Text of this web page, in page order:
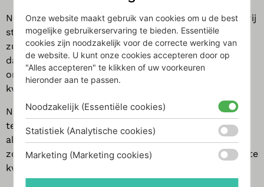
Nivitos kranen zijn gemaakt van 100% massief roestvrij
staal, wat een onbeperkte oppervlakte- en
zuurbestendigheid betekent. Roestvrij staal is meer
dan twee keer zo duurzaam als messing en is een
onverslaanbaar materiaal vanuit milieu- en
kwaliteitsoogpunt.
Nivito richt zich uitsluitend op de nieuwste
technologie in onze mengkranen, zowel voor functie
als milieu. Onze methode van kwaliteitsborging is
zorgvuldig ontworpen en geoptimaliseerd om de beste
kwaliteit te bereiken.
Onze website maakt gebruik van cookies om u de best
mogelijke gebruikerservaring te bieden. Essentiële
cookies zijn noodzakelijk voor de correcte werking van
de website. U kunt onze cookies accepteren door op
"Alles accepteren" te klikken of uw voorkeuren
hieronder aan te passen.
Noodzakelijk (Essentiële cookies)
Statistiek (Analytische cookies)
Marketing (Marketing cookies)